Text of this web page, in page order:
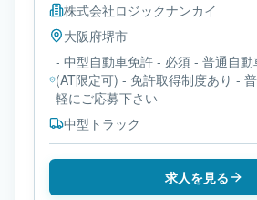
株式会社ロジックナンカイ
大阪府堺市
- 中型自動車免許 - 必須 - 普通自
(AT限定可) - 免許取得制度あり -
軽にご応募下さい
中型トラック
求人を見る